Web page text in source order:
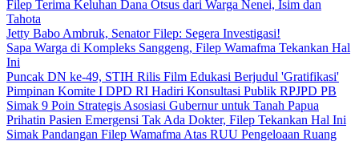
Filep Terima Keluhan Dana Otsus dari Warga Nenei, Isim dan
Tahota
Jetty Babo Ambruk, Senator Filep: Segera Investigasi!
Sapa Warga di Kompleks Sanggeng, Filep Wamafma Tekankan Hal
Ini
Puncak DN ke-49, STIH Rilis Film Edukasi Berjudul 'Gratifikasi'
Pimpinan Komite I DPD RI Hadiri Konsultasi Publik RPJPD PB
Simak 9 Poin Strategis Asosiasi Gubernur untuk Tanah Papua
Prihatin Pasien Emergensi Tak Ada Dokter, Filep Tekankan Hal Ini
Simak Pandangan Filep Wamafma Atas RUU Pengeloaan Ruang